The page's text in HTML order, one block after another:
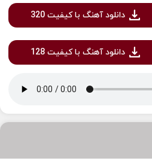
دانلود آهنگ با کیفیت 320
دانلود آهنگ با کیفیت 128